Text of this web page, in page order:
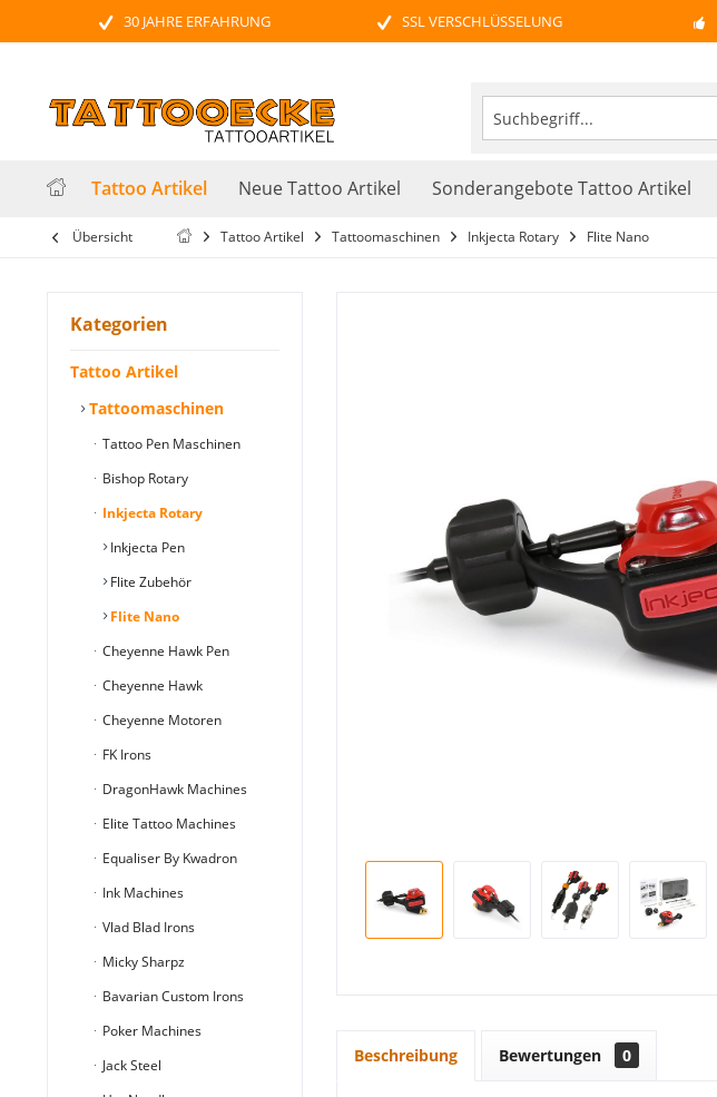
30 JAHRE ERFAHRUNG SSL VERSCHLÜSSELUNG
Tattoo Artikel Neue Tattoo Artikel Sonderangebote Tattoo Artikel
Übersicht Tattoo Artikel Tattoomaschinen Inkjecta Rotary Flite Nano
Kategorien
Tattoo Artikel
Tattoomaschinen
Tattoo Pen Maschinen
Bishop Rotary
Inkjecta Rotary
Inkjecta Pen
Flite Zubehör
Flite Nano
Cheyenne Hawk Pen
Cheyenne Hawk
Cheyenne Motoren
FK Irons
DragonHawk Machines
Elite Tattoo Machines
Equaliser By Kwadron
Ink Machines
Vlad Blad Irons
Micky Sharpz
Bavarian Custom Irons
Poker Machines
Jack Steel
Beschreibung Bewertungen 0